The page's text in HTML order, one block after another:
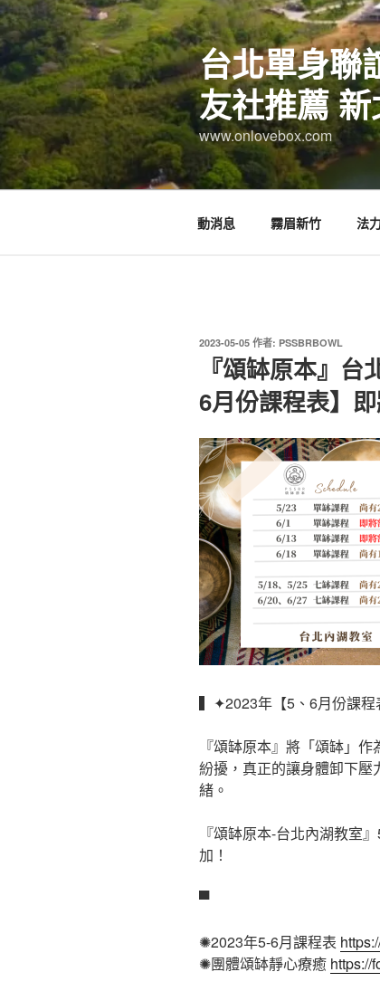
跳
至
主
要
內
容
台北單身聯
友社推薦
www.onlovebox.com
動消息 霧眉新竹 法
發
2023-05-05 作者: PSSBRBOWL
『頌缽原本』
6月份課程表】
▍✦2023年【5、6月份課程
『頌缽原本』將「頌缽」
紛擾，真正的讓身體卸下
緒。
『頌缽原本-台北內湖教室
加！
▀
✺2023年5-6月課程表
✺團體頌缽靜心療癒 https://